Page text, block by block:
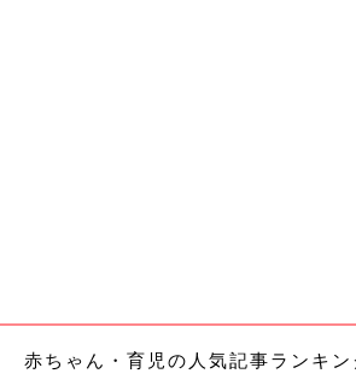
赤ちゃん・育児の人気記事ランキン